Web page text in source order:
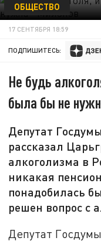
ОБЩЕСТВО
17 СЕНТЯБРЯ 18:59
ПОДПИШИТЕСЬ:
Не будь
была бы не
Депутат
рассказал
алкоголизма в
никакая
понадобилась
решен вопрос с
Депутат